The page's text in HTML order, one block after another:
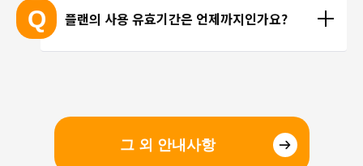
하셔도 괜찮습니다. 현지 공항의 와이파이 속도가 걱
정되시는 분들은 국내에서 설치 및 설정을 완료하고,
현지에서 eSIM만 전환하는 방법을 추천해 드립니다.
Q 플랜의 사용 유효기간은 언제까지인가요?
그 외 안내사항